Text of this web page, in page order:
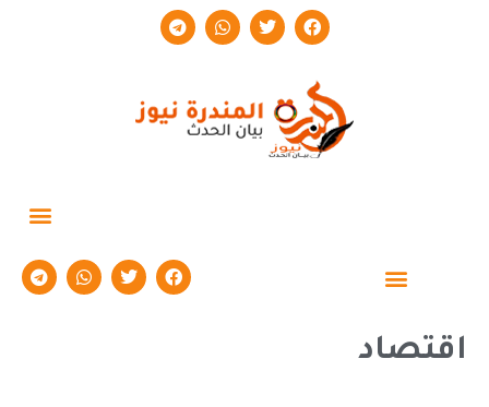
اقتصاد